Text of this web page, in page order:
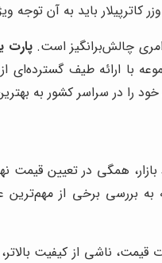
باید به آن توجه
امری چالش‌برانگیز است.پارت
طیف گسترده‌ای از
را در سراسر کشور به
همگی در تعیین قیمت
برخی از مهم‌ترین
ناشی از کیفیت